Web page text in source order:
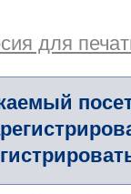
для